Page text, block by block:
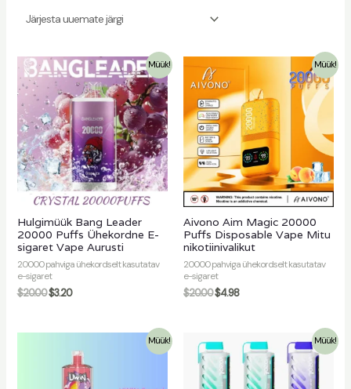
Müük!
Hulgimüük Bang Leader
20000 Puffs Ühekordne E-
sigaret Vape Aurusti
20000 pahviga ühekordselt kasutatav
e-sigaret
$20.00$3.20
Müük!
Aivono Aim Magic 20000
Puffs Disposable Vape Mitu
nikotiinivalikut
20000 pahviga ühekordselt kasutatav
e-sigaret
$20.00$4.98
Müük! Müük!